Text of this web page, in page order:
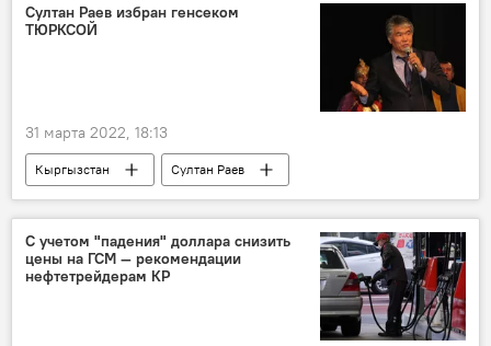
Султан Раев избран генсеком
ТЮРКСОЙ
31 марта 2022, 18:13
Кыргызстан
Султан Раев
избрание
ТЮРКСОЙ
С учетом "падения" доллара снизить
цены на ГСМ — рекомендации
нефтетрейдерам КР